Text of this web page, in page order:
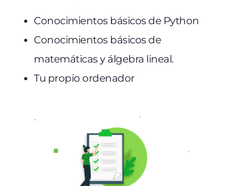
Conocimientos básicos de Python
Conocimientos básicos de
matemáticas y álgebra lineal.
Tu propio ordenador